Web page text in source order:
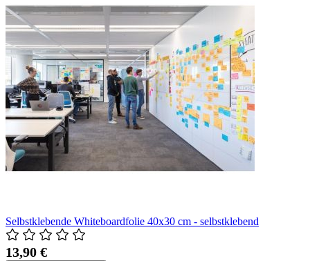
Selbstklebende Whiteboardfolie 40x30 cm - selbstklebend
13,90 €